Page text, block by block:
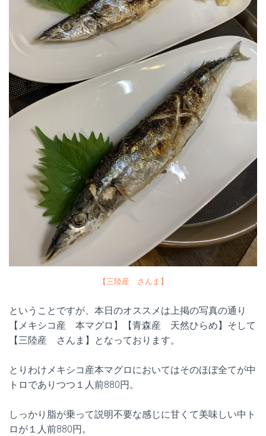
【三陸産 さんま】
ということですが、本日のオススメは上掲の写真の通り
【メキシコ産 本マグロ】【青森産 天然ひらめ】そして
【三陸産 さんま】となっております。
とりわけメキシコ産本マグロにおいてはそのほぼ全てが中
トロでありつつ１人前880円。
しっかり脂が乗って説明不要な感じに甘くて美味しい中ト
ロが１人前880円。